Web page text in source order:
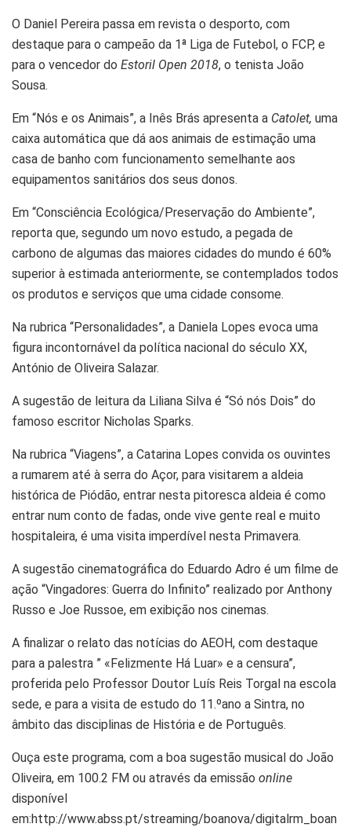
O Daniel Pereira passa em revista o desporto, com
destaque para o campeão da 1ª Liga de Futebol, o FCP, e
para o vencedor do Estoril Open 2018, o tenista João
Sousa.
Em “Nós e os Animais”, a Inês Brás apresenta a Catolet, uma
caixa automática que dá aos animais de estimação uma
casa de banho com funcionamento semelhante aos
equipamentos sanitários dos seus donos.
Em “Consciência Ecológica/Preservação do Ambiente”,
reporta que, segundo um novo estudo, a pegada de
carbono de algumas das maiores cidades do mundo é 60%
superior à estimada anteriormente, se contemplados todos
os produtos e serviços que uma cidade consome.
Na rubrica “Personalidades”, a Daniela Lopes evoca uma
figura incontornável da política nacional do século XX,
António de Oliveira Salazar.
A sugestão de leitura da Liliana Silva é “Só nós Dois” do
famoso escritor Nicholas Sparks.
Na rubrica “Viagens”, a Catarina Lopes convida os ouvintes
a rumarem até à serra do Açor, para visitarem a aldeia
histórica de Piódão, entrar nesta pitoresca aldeia é como
entrar num conto de fadas, onde vive gente real e muito
hospitaleira, é uma visita imperdível nesta Primavera.
A sugestão cinematográfica do Eduardo Adro é um filme de
ação “Vingadores: Guerra do Infinito” realizado por Anthony
Russo e Joe Russoe, em exibição nos cinemas.
A finalizar o relato das notícias do AEOH, com destaque
para a palestra ” «Felizmente Há Luar» e a censura”,
proferida pelo Professor Doutor Luís Reis Torgal na escola
sede, e para a visita de estudo do 11.ºano a Sintra, no
âmbito das disciplinas de História e de Português.
Ouça este programa, com a boa sugestão musical do João
Oliveira, em 100.2 FM ou através da emissão online
disponível
em:http://www.abss.pt/streaming/boanova/digitalrm_boan